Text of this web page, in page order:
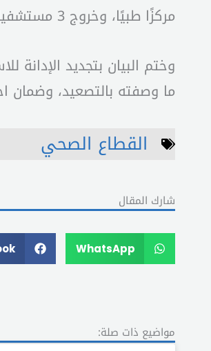
مركزًا طبيًا، وخروج 3 مستشفيات عن الخدمة، فيما تعمل أكثر من 10 مستشفيات في ظروف صعبة للغاية.
وختم البيان بتجديد الإدانة
ما وصفته بالتصعيد، وضمان
القطاع الصحي
شارك المقال
WhatsApp
مواضيع ذات صلة: